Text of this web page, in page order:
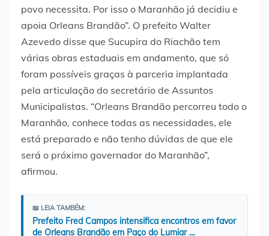
povo necessita. Por isso o Maranhão já decidiu e
apoia Orleans Brandão”. O prefeito Walter
Azevedo disse que Sucupira do Riachão tem
várias obras estaduais em andamento, que só
foram possíveis graças à parceria implantada
pela articulação do secretário de Assuntos
Municipalistas. “Orleans Brandão percorreu todo o
Maranhão, conhece todas as necessidades, ele
está preparado e não tenho dúvidas de que ele
será o próximo governador do Maranhão”,
afirmou.
📖 LEIA TAMBÉM:
Prefeito Fred Campos intensifica encontros em favor
de Orleans Brandão em Paço do Lumiar …